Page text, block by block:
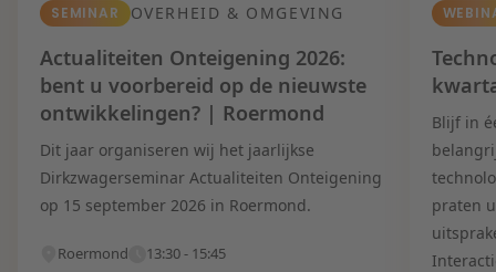
SEMINAR OVERHEID & OMGEVING
Actualiteiten Onteigening 2026:
bent u voorbereid op de nieuwste
ontwikkelingen? | Roermond
Dit jaar organiseren wij het jaarlijkse
Dirkzwagerseminar Actualiteiten Onteigening
op 15 september 2026 in Roermond.
Roermond 13:30 - 15:45
Blijf in
praten